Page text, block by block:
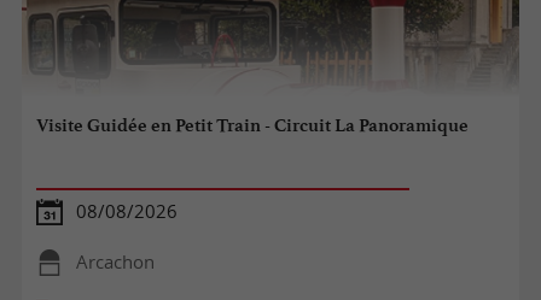
Visite Guidée en Petit Train - Circuit La Panoramique
08/08/2026
Arcachon